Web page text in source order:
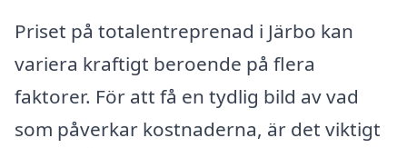
Priset på totalentreprenad i Järbo kan
variera kraftigt beroende på flera
faktorer. För att få en tydlig bild av vad
som påverkar kostnaderna, är det viktigt